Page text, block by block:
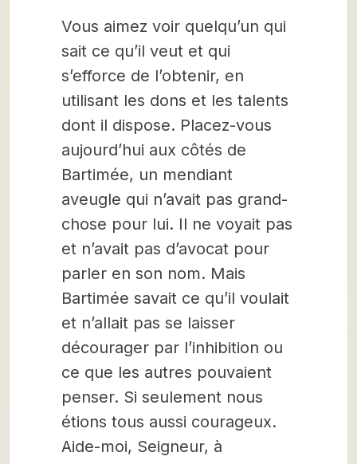
Vous aimez voir quelqu’un qui
sait ce qu’il veut et qui
s’efforce de l’obtenir, en
utilisant les dons et les talents
dont il dispose. Placez-vous
aujourd’hui aux côtés de
Bartimée, un mendiant
aveugle qui n’avait pas grand-
chose pour lui. Il ne voyait pas
et n’avait pas d’avocat pour
parler en son nom. Mais
Bartimée savait ce qu’il voulait
et n’allait pas se laisser
décourager par l’inhibition ou
ce que les autres pouvaient
penser. Si seulement nous
étions tous aussi courageux.
Aide-moi, Seigneur, à